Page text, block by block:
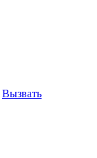
Вызвать